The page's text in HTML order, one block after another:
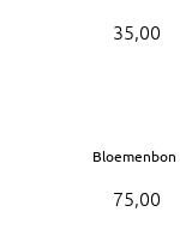
Bruiloft Bundels
35,00
Bloemenbon
75,00